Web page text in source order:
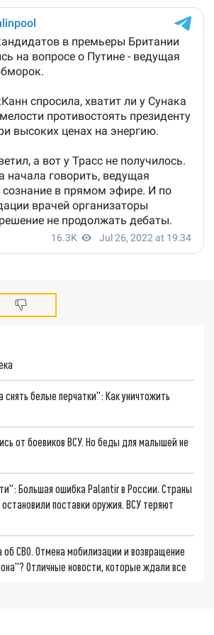
снять белые перчатки": Как уничтожить
от боевиков ВСУ. Но беды для малышей не
Большая ошибка Palantir в России. Страны
поставки оружия. ВСУ теряют
об СВО. Отмена мобилизации и возвращение
Отличные новости, которые ждали все